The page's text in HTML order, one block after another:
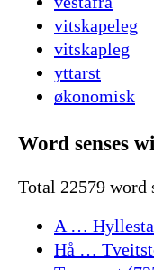
vitskapeleg
vitskapleg
yttarst
økonomisk
Word senses
Total 22579 word
A …
Hå …